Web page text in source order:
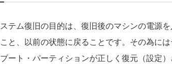
テム復旧の目的は、復旧後のマシンの電源
と、以前の状態に戻ることです。その為に
ート・パーティションが正しく復元（設定